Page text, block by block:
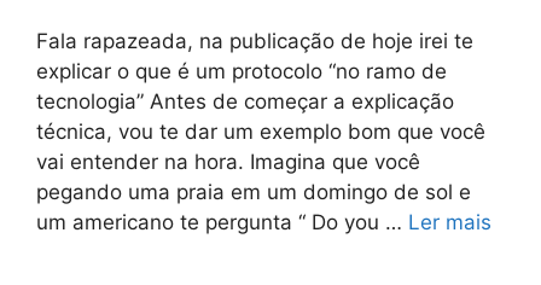
Fala rapazeada, na publicação de hoje irei te
explicar o que é um protocolo “no ramo de
tecnologia” Antes de começar a explicação
técnica, vou te dar um exemplo bom que você
vai entender na hora. Imagina que você
pegando uma praia em um domingo de sol e
um americano te pergunta “ Do you … Ler mais